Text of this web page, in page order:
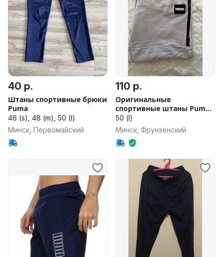
40 р.
Штаны спортивные брюки
Puma
46 (s), 48 (m), 50 (l)
Минск, Первомайский
110 р.
Оригинальные
спортивные штаны Puma,
новые
50 (l)
Минск, Фрунзенский